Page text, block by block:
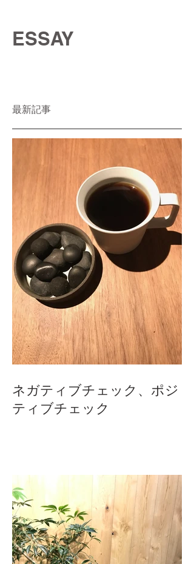
ESSAY
最新記事
ネガティブチェック、ポジ
ティブチェック